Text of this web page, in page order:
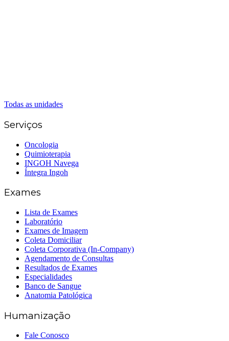
Todas as unidades
Serviços
Oncologia
Quimioterapia
INGOH Navega
Íntegra Ingoh
Exames
Lista de Exames
Laboratório
Exames de Imagem
Coleta Domiciliar
Coleta Corporativa (In-Company)
Agendamento de Consultas
Resultados de Exames
Especialidades
Banco de Sangue
Anatomia Patológica
Humanização
Fale Conosco